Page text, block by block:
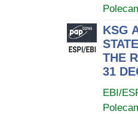
KSG
THE
31
EBI/